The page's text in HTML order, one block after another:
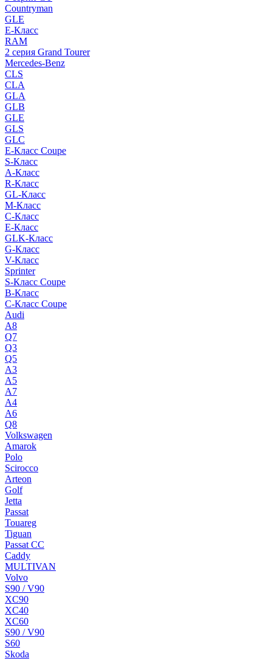
Countryman
GLE
E-Класс
RAM
2 серия Grand Tourer
Mercedes-Benz
CLS
CLA
GLA
GLB
GLE
GLS
GLC
E-Класс Coupe
S-Класс
A-Класс
R-Класс
GL-Класс
M-Класс
C-Класс
E-Класс
GLK-Класс
G-Класс
V-Класс
Sprinter
S-Класс Сoupe
B-Класс
C-Класс Coupe
Audi
A8
Q7
Q3
Q5
A3
A5
A7
A4
A6
Q8
Volkswagen
Amarok
Polo
Scirocco
Arteon
Golf
Jetta
Passat
Touareg
Tiguan
Passat CC
Caddy
MULTIVAN
Volvo
S90 / V90
XC90
XC40
XC60
S90 / V90
S60
Skoda